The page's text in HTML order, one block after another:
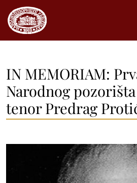
IN MEMORIAM:
Narodnog
tenor Predrag